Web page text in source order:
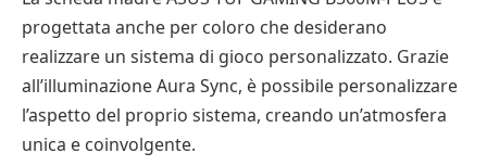
progettata anche per coloro che desiderano
realizzare un sistema di gioco personalizzato. Grazie
all’illuminazione Aura Sync, è possibile personalizzare
l’aspetto del proprio sistema, creando un’atmosfera
unica e coinvolgente.